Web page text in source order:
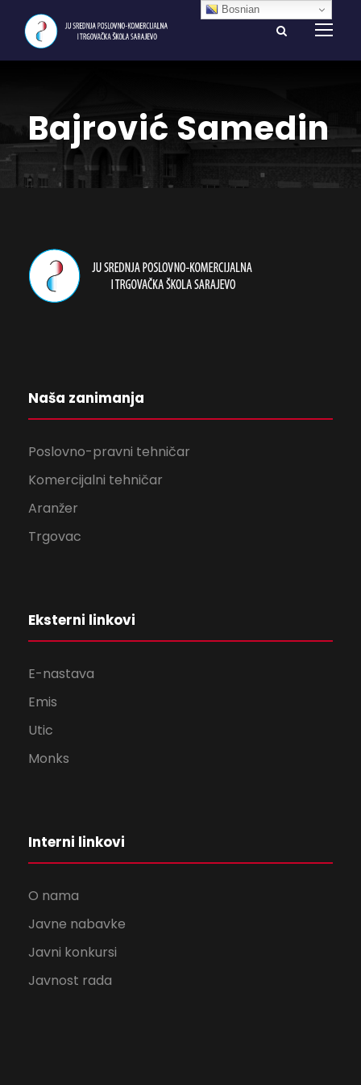
Bajrović Samedin
Naša zanimanja
Poslovno-pravni tehničar
Komercijalni tehničar
Aranžer
Trgovac
Eksterni linkovi
E-nastava
Emis
Utic
Monks
Interni linkovi
O nama
Javne nabavke
Javni konkursi
Javnost rada
Bosnian